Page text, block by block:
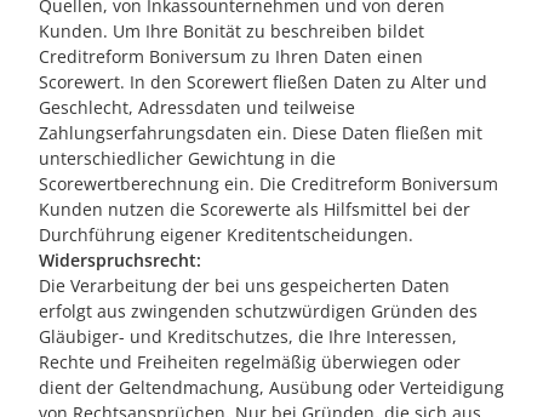
Quellen, von Inkassounternehmen und von deren
Kunden. Um Ihre Bonität zu beschreiben bildet
Creditreform Boniversum zu Ihren Daten einen
Scorewert. In den Scorewert fließen Daten zu Alter und
Geschlecht, Adressdaten und teilweise
Zahlungserfahrungsdaten ein. Diese Daten fließen mit
unterschiedlicher Gewichtung in die
Scorewertberechnung ein. Die Creditreform Boniversum
Kunden nutzen die Scorewerte als Hilfsmittel bei der
Durchführung eigener Kreditentscheidungen.
Widerspruchsrecht:
Die Verarbeitung der bei uns gespeicherten Daten
erfolgt aus zwingenden schutzwürdigen Gründen des
Gläubiger- und Kreditschutzes, die Ihre Interessen,
Rechte und Freiheiten regelmäßig überwiegen oder
dient der Geltendmachung, Ausübung oder Verteidigung